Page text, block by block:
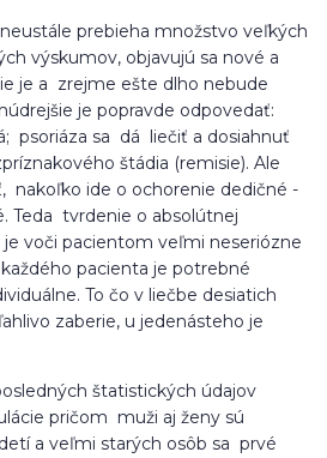
prebieha množstvo veľkých
výskumov, objavujú sa nové a
je a zrejme ešte dlho nebude
je popravde odpovedať:
psoriáza sa dá liečiť a dosiahnuť
štádia (remisie). Ale
nakoľko ide o ochorenie dedičné -
Teda tvrdenie o absolútnej
voči pacientom veľmi neseriózne
pacienta je potrebné
To čo v liečbe desiatich
zaberie, u jedenásteho je
štatistických údajov
pričom muži aj ženy sú
a veľmi starých osôb sa prvé